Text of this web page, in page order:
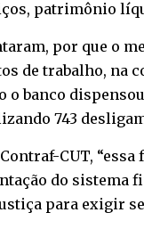
patrimônio
por que o
de trabalho,
o banco
743
CUT,
do sistema
para exigir